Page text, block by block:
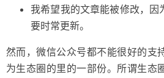
我希望我的文章能被修改，因
要时常更新。
然而，微信公众号都不能很好的支
为生态圈的里的一部份。所谓生态